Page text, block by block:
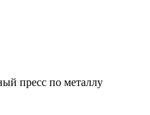
пресс по металлу